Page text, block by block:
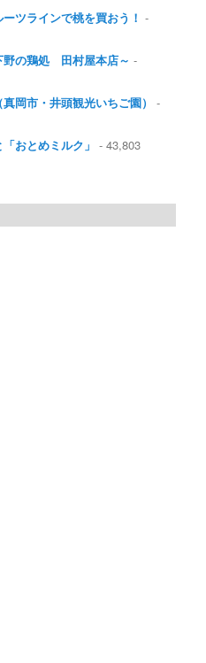
ツラインで桃を買おう！ -
野の鶏処 田村屋本店～ -
岡市・井頭観光いちご園）
-
おとめミルク」 - 43,803